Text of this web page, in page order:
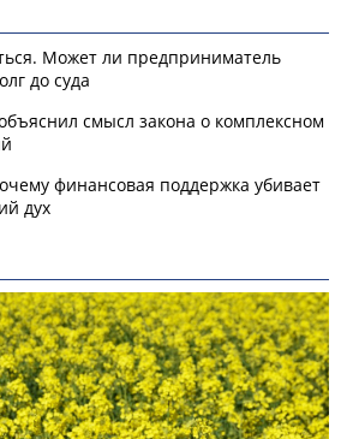
Может ли предприниматель
до суда
смысл закона о комплексном
финансовая поддержка убивает
дух